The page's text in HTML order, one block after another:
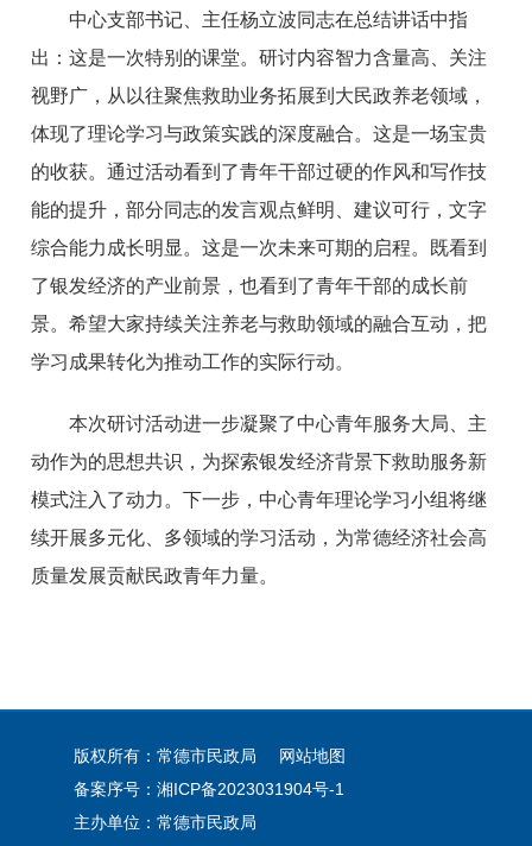
中心支部书记、主任杨立波同志在总结讲话中指
出：这是一次特别的课堂。研讨内容智力含量高、关注
视野广，从以往聚焦救助业务拓展到大民政养老领域，
体现了理论学习与政策实践的深度融合。这是一场宝贵
的收获。通过活动看到了青年干部过硬的作风和写作技
能的提升，部分同志的发言观点鲜明、建议可行，文字
综合能力成长明显。这是一次未来可期的启程。既看到
了银发经济的产业前景，也看到了青年干部的成长前
景。希望大家持续关注养老与救助领域的融合互动，把
学习成果转化为推动工作的实际行动。
本次研讨活动进一步凝聚了中心青年服务大局、主
动作为的思想共识，为探索银发经济背景下救助服务新
模式注入了动力。下一步，中心青年理论学习小组将继
续开展多元化、多领域的学习活动，为常德经济社会高
质量发展贡献民政青年力量。
版权所有：常德市民政局
网站地图
备案序号： 湘ICP备2023031904号-1
主办单位：常德市民政局